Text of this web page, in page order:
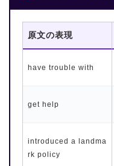
原文の表現
have trouble with
get help
introduced a landma
rk policy